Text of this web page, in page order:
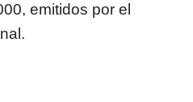
emitidos por el